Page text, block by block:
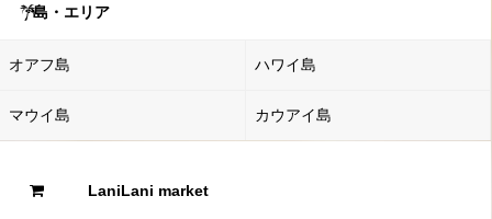
島・エリア
オアフ島 ハワイ島
マウイ島 カウアイ島
LaniLani market